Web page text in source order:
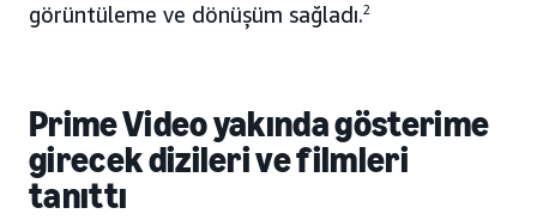
görüntüleme ve dönüşüm sağladı.2
Prime Video yakında gösterime
girecek dizileri ve filmleri
tanıttı